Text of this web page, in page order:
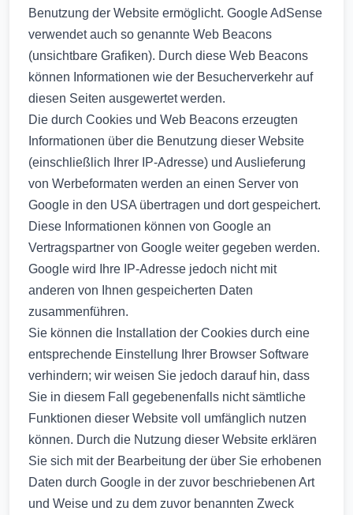
Benutzung der Website ermöglicht. Google AdSense
verwendet auch so genannte Web Beacons
(unsichtbare Grafiken). Durch diese Web Beacons
können Informationen wie der Besucherverkehr auf
diesen Seiten ausgewertet werden.
Die durch Cookies und Web Beacons erzeugten
Informationen über die Benutzung dieser Website
(einschließlich Ihrer IP-Adresse) und Auslieferung
von Werbeformaten werden an einen Server von
Google in den USA übertragen und dort gespeichert.
Diese Informationen können von Google an
Vertragspartner von Google weiter gegeben werden.
Google wird Ihre IP-Adresse jedoch nicht mit
anderen von Ihnen gespeicherten Daten
zusammenführen.
Sie können die Installation der Cookies durch eine
entsprechende Einstellung Ihrer Browser Software
verhindern; wir weisen Sie jedoch darauf hin, dass
Sie in diesem Fall gegebenenfalls nicht sämtliche
Funktionen dieser Website voll umfänglich nutzen
können. Durch die Nutzung dieser Website erklären
Sie sich mit der Bearbeitung der über Sie erhobenen
Daten durch Google in der zuvor beschriebenen Art
und Weise und zu dem zuvor benannten Zweck